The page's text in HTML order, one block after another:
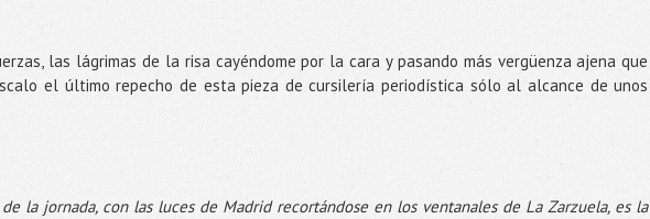
las lágrimas de la risa cayéndome por la cara y pasando más vergüenza ajena que
el último repecho de esta pieza de cursilería periodística sólo al alcance de unos
la jornada, con las luces de Madrid recortándose en los ventanales de La Zarzuela, es la